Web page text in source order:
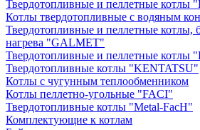
Твердотопливные и пеллетные котлы
Котлы твердотопливные с водяным
Твердотопливные и пеллетные котлы,
нагрева "GALMET"
Твердотопливные и пеллетные
Твердотопливные котлы "KENTATSU"
Котлы с чугунным теплообменником
Котлы пеллетно-угольные "FACI"
Твердотопливные котлы "Metal-FacH"
Комплектующие к котлам